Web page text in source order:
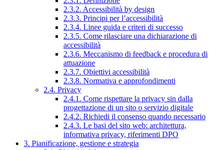
2.3.2. Accessibilità by design
2.3.3. Principi per l’accessibilità
2.3.4. Linee guida e criteri di successo
2.3.5. Come rilasciare una dichiarazione di
accessibilità
2.3.6. Meccanismo di feedback e procedura di
attuazione
2.3.7. Obiettivi accessibilità
2.3.8. Normativa e approfondimenti
2.4. Privacy
2.4.1. Come rispettare la privacy sin dalla
progettazione di un sito o servizio digitale
2.4.2. Richiedi il consenso quando necessario
2.4.3. Le basi del sito web: architettura,
informativa privacy, riferimenti DPO
3. Pianificazione, gestione e strategia